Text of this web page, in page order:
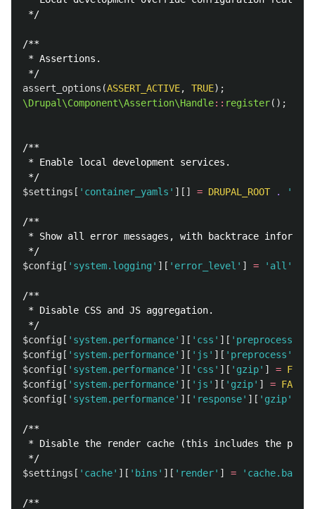
*/
/**
* Assertions.
*/
assert_options (ASSERT_ACTIVE, TRUE);
\Drupal\Component\Assertion\Handle:: register();
/**
* Enable local development services.
*/
$settings [ 'container_yamls' ][] = DRUPAL_ROOT . '/
/**
* Show all error messages, with backtrace
*/
$config[ 'system.logging' ][ 'error_level' ] = 'all'
/**
* Disable CSS and JS aggregation.
*/
$config[ 'system.performance' ][ 'css' ][ 'preprocess'
$config[ 'system.performance' ][ 'js' ][ 'preprocess'
$config[ 'system.performance' ][ 'css' ][ 'gzip' ] = FALSE
$config[ 'system.performance' ][ 'js' ][ 'gzip' ] = FALSE
$config[ 'system.performance' ][ 'response' ][ 'gzip'
/**
* Disable the render cache (this includes the page
*/
$settings [ 'cache' ][ 'bins' ][ 'render' ] =
/**